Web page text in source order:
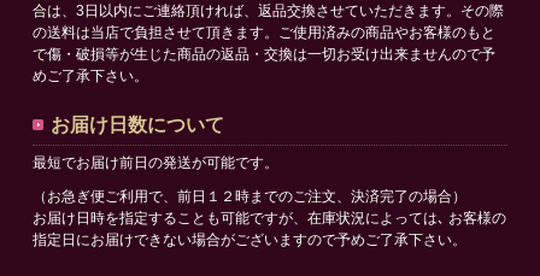
合は、3日以内にご連絡頂ければ、返品交換させていただきます。その際
の送料は当店で負担させて頂きます。ご使用済みの商品やお客様のもと
で傷・破損等が生じた商品の返品・交換は一切お受け出来ませんので予
めご了承下さい。
お届け日数について
最短でお届け前日の発送が可能です。
（お急ぎ便ご利用で、前日１２時までのご注文、決済完了の場合）
お届け日時を指定することも可能ですが、在庫状況によっては､ お客様の
指定日にお届けできない場合がございますので予めご了承下さい。